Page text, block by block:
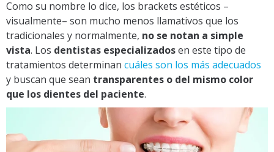
Como su nombre lo dice, los brackets estéticos –
visualmente– son mucho menos llamativos que los
tradicionales y normalmente, no se notan a simple
vista. Los dentistas especializadosen este tipo de
tratamientos determinan cuáles son los más adecuados
y buscan que sean transparentes o del mismo color
que los dientes del paciente.